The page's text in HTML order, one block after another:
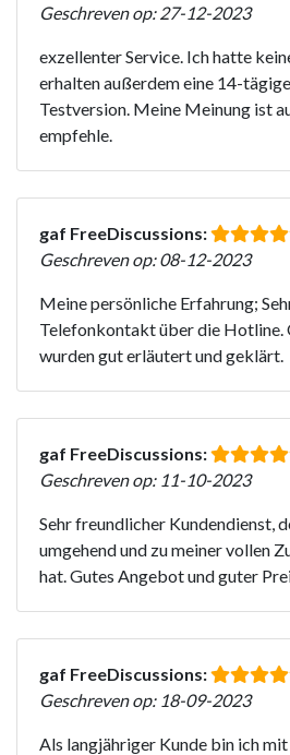
Geschreven op: 27-12-2023
exzellenter Service. Ich hatte
erhalten außerdem eine 14-
Testversion. Meine Meinung ist
empfehle.
gaf FreeDiscussions:
Geschreven op: 08-12-2023
Meine persönliche Erfahrung;
Telefonkontakt über die Hotline.
wurden gut erläutert und geklärt.
gaf FreeDiscussions:
Geschreven op: 11-10-2023
Sehr freundlicher Kundendienst,
umgehend und zu meiner vollen
hat. Gutes Angebot und guter
gaf FreeDiscussions:
Geschreven op: 18-09-2023
Als langjähriger Kunde bin ich